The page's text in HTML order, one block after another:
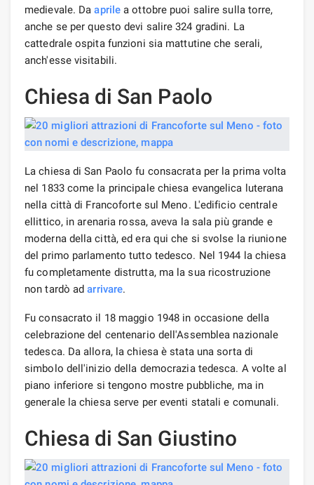
medievale. Daaprile a ottobre puoi salire sulla torre,
anche se per questo devi salire 324 gradini. La
cattedrale ospita funzioni sia mattutine che serali,
anch'esse visitabili.
Chiesa di San Paolo
La chiesa di San Paolo fu consacrata per la prima volta
nel 1833 come la principale chiesa evangelica luterana
nella città di Francoforte sul Meno. L'edificio centrale
ellittico, in arenaria rossa, aveva la sala più grande e
moderna della città, ed era qui che si svolse la riunione
del primo parlamento tutto tedesco. Nel 1944 la chiesa
fu completamente distrutta, ma la sua ricostruzione
non tardò adarrivare.
Fu consacrato il 18 maggio 1948 in occasione della
celebrazione del centenario dell'Assemblea nazionale
tedesca. Da allora, la chiesa è stata una sorta di
simbolo dell'inizio della democrazia tedesca. A volte al
piano inferiore si tengono mostre pubbliche, ma in
generale la chiesa serve per eventi statali e comunali.
Chiesa di San Giustino